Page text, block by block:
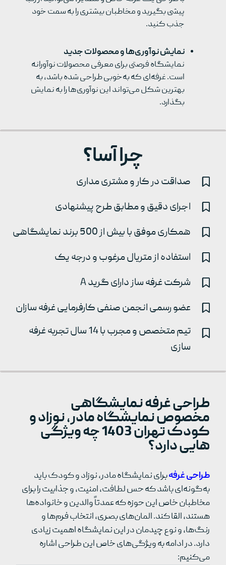
پیشی بگیرید و مخاطبان بیشتری را به سمت خود
جذب کنید.
نمایش نوآوری‌ها و محصولات جدید
نمایشگاه فرصتی برای معرفی محصولات نوآورانه
است. غرفه‌ای که به‌خوبی طراحی شده باشد، به
بهترین شکل می‌تواند این نوآوری‌ها را به نمایش
بگذارد.
چرا آسا؟
صداقت در کار و مشتری مداری
اجرای دقیق و مطابق طرح پیشنهادی
همکاری موفق با بیش از 500 برند نمایشگاهی
استفاده از متریال مرغوب و درجه یک
شرکت غرفه ساز دارای گرید A
عضو رسمی انجمن صنفی کارفرمایی غرفه سازان
تیم متخصص و مجرب با 14 سال تجربه غرفه
سازی
طراحی غرفه نمایشگاهی
مخصوص نمایشگاه مادر، نوزاد و
کودک تهران 1403 چه ویژگی
هایی دارد؟
طراحی غرفهبرای نمایشگاه مادر، نوزاد و کودک باید
به‌گونه‌ای باشد که حس لطافت، امنیت، و جذابیت را برای
مخاطبان خاص این حوزه که عمدتاً والدین و خانواده‌ها
هستند، القا کند. المان‌های بصری، انتخاب فرم‌ها و
رنگ‌ها، و نوع چیدمان در این نمایشگاه اهمیت زیادی
دارد. در ادامه به ویژگی‌های خاص این طراحی اشاره
می‌کنیم: